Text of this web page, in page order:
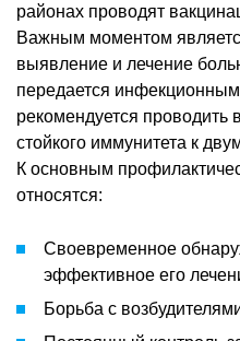
районах проводят
Важным моментом
выявление и лечение
передается
рекомендуется проводить
стойкого иммунитета к
К основным
относятся:
Своевременное
эффективное его
Борьба с